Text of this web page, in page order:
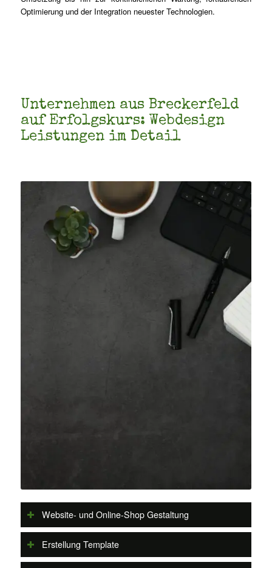
Optimierung und der Integration neuester Technologien.
Unternehmen aus Breckerfeld
auf Erfolgskurs: Webdesign
Leistungen im Detail
Website- und Online-Shop Gestaltung
Erstellung Template